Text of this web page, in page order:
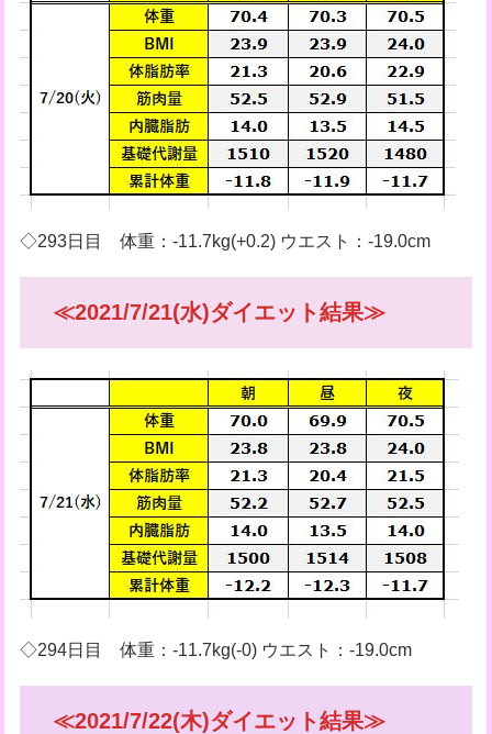
◇293日目 体重：-11.7kg(+0.2) ウエスト：-19.0cm
≪2021/7/21(水)ダイエット結果≫
◇294日目 体重：-11.7kg(-0) ウエスト：-19.0cm
≪2021/7/22(木)ダイエット結果≫